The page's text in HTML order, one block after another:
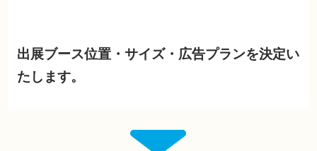
出展ブース位置・サイズ・広告プランを決定い
たします。